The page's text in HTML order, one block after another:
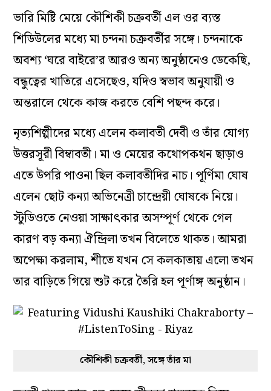
ভারি মিষ্টি মেয়ে কৌশিকী চক্রবর্তী এল ওর ব্যস্ত
শিডিউলের মধ্যে মা চন্দনা চক্রবর্তীর সঙ্গে। চন্দনাকে
অবশ্য ‘ঘরে বাইরে’র আরও অন্য অনুষ্ঠানেও ডেকেছি,
বন্ধুত্বের খাতিরে এসেছেও, যদিও স্বভাব অনুযায়ী ও
অন্তরালে থেকে কাজ করতে বেশি পছন্দ করে।
নৃত্যশিল্পীদের মধ্যে এলেন কলাবতী দেবী ও তাঁর যোগ্য
উত্তরসূরী বিম্বাবতী। মা ও মেয়ের কথোপকথন ছাড়াও
এতে উপরি পাওনা ছিল কলাবতীদির নাচ। পূর্ণিমা ঘোষ
এলেন ছোট কন্যা অভিনেত্রী চান্দ্রেয়ী ঘোষকে নিয়ে।
স্টুডিওতে নেওয়া সাক্ষাৎকার অসম্পূর্ণ থেকে গেল
কারণ বড় কন্যা ঐন্দ্রিলা তখন বিলেতে থাকত। আমরা
অপেক্ষা করলাম, শীতে যখন সে কলকাতায় এলো তখন
তার বাড়িতে গিয়ে শুট করে তৈরি হল পূর্ণাঙ্গ অনুষ্ঠান।
কৌশিকী চক্রবর্তী, সঙ্গে তাঁর মা